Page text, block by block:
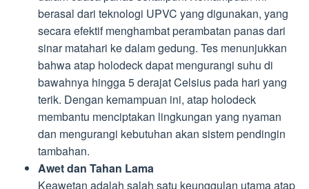
berasal dari teknologi UPVC yang digunakan, yang
secara efektif menghambat perambatan panas dari
sinar matahari ke dalam gedung. Tes menunjukkan
bahwa atap holodeck dapat mengurangi suhu di
bawahnya hingga 5 derajat Celsius pada hari yang
terik. Dengan kemampuan ini, atap holodeck
membantu menciptakan lingkungan yang nyaman
dan mengurangi kebutuhan akan sistem pendingin
tambahan.
Awet dan Tahan Lama
Keawetan adalah salah satu keunggulan utama atap